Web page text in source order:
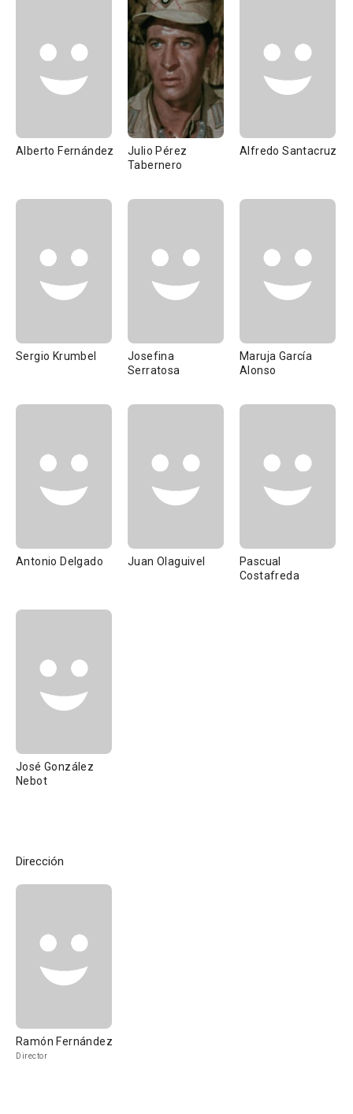
Alberto Fernández
Julio Pérez
Tabernero
Alfredo Santacruz
Sergio Krumbel
Josefina
Serratosa
Maruja García
Alonso
Antonio Delgado Juan Olaguivel
Pascual
Costafreda
José González
Nebot
Dirección
Ramón Fernández
Director